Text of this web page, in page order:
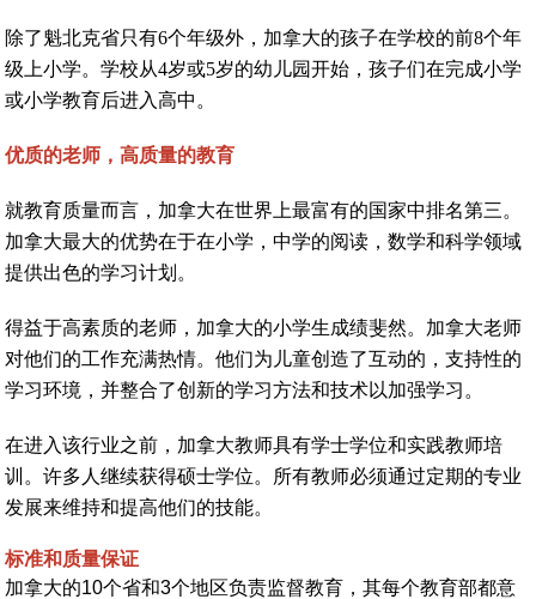
除了魁北克省只有6个年级外，加拿大的孩子在学校的前8个年
级上小学。学校从4岁或5岁的幼儿园开始，孩子们在完成小学
或小学教育后进入高中。
优质的老师，高质量的教育
就教育质量而言，加拿大在世界上最富有的国家中排名第三。
加拿大最大的优势在于在小学，中学的阅读，数学和科学领域
提供出色的学习计划。
得益于高素质的老师，加拿大的小学生成绩斐然。加拿大老师
对他们的工作充满热情。他们为儿童创造了互动的，支持性的
学习环境，并整合了创新的学习方法和技术以加强学习。
在进入该行业之前，加拿大教师具有学士学位和实践教师培
训。许多人继续获得硕士学位。所有教师必须通过定期的专业
发展来维持和提高他们的技能。
标准和质量保证
加拿大的10个省和3个地区负责监督教育，其每个教育部都意